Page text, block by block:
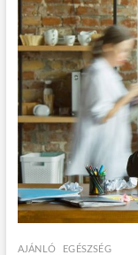
AJÁNLÓ EGÉSZSÉG